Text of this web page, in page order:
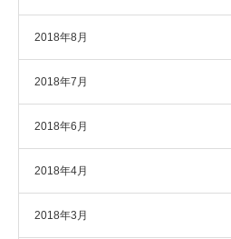
2018年8月
2018年7月
2018年6月
2018年4月
2018年3月